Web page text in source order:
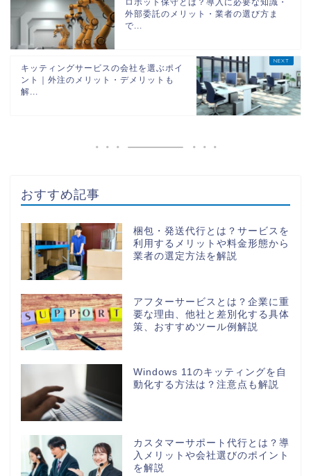
外部委託のメリット・業者の選び方ま
で...
キッティングサービスの会社を選ぶポイ
ント｜外注のメリット・デメリットも
解...
おすすめ記事
梱包・発送代行とは？サービスを
利用するメリットや料金形態から
業者の選定方法を解説
アフターサービスとは？企業に重
要な理由、他社と差別化する具体
策、おすすめツール例解説
Windows 11のキッティングを自
動化する方法は？注意点も解説
カスタマーサポート代行とは？導
入メリットや会社選びのポイント
を解説